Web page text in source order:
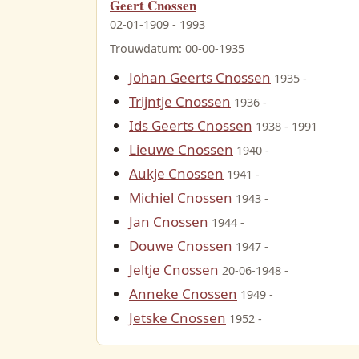
11-12-1832 - 24-08-1883
Michiel Douwes Osinga
28-06-1833 - 01-01-1904
Geert Cnossen
02-01-1909 - 1993
Trouwdatum: 00-00-1935
Johan Geerts Cnossen 1935 -
Trijntje Cnossen 1936 -
Ids Geerts Cnossen 1938 - 1991
Lieuwe Cnossen 1940 -
Aukje Cnossen 1941 -
Michiel Cnossen 1943 -
Jan Cnossen 1944 -
Douwe Cnossen 1947 -
Jeltje Cnossen 20-06-1948 -
Anneke Cnossen 1949 -
Jetske Cnossen 1952 -